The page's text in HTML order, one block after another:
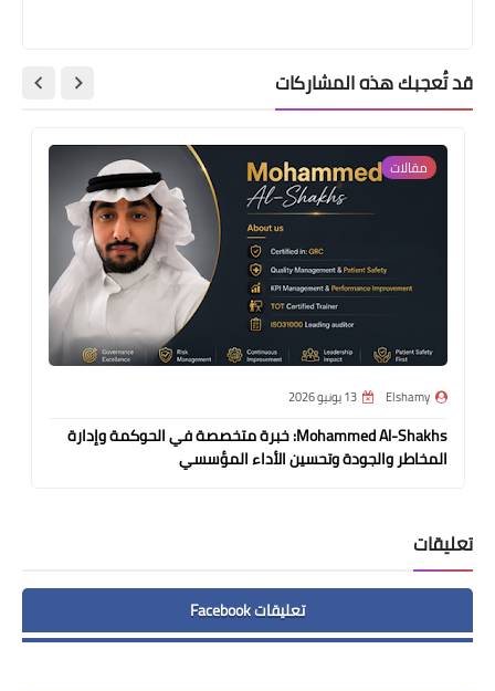
قد تُعجبك هذه المشاركات
مقالات
Elshamy 13 يونيو 2026
Mohammed Al-Shakhs: خبرة متخصصة في الحوكمة وإدارة
المخاطر والجودة وتحسين الأداء المؤسسي
تعليقات
تعليقات Facebook